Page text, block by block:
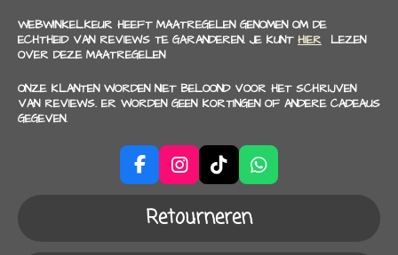
WEBWINKELKEUR HEEFT MAATREGELEN GENOMEN OM DE
ECHTHEID VAN REVIEWS TE GARANDEREN. JE KUNT HIER LEZEN
OVER DEZE MAATREGELEN
ONZE KLANTEN WORDEN NIET BELOOND VOOR HET SCHRIJVEN
VAN REVIEWS. ER WORDEN GEEN KORTINGEN OF ANDERE CADEAUS
GEGEVEN.
F
a
b
I
n
s
t
a
T
i
k
T
o
W
h
s
Retourneren